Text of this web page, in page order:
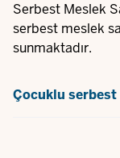
Serbest Meslek
serbest meslek
sunmaktadır.
Çocuklu